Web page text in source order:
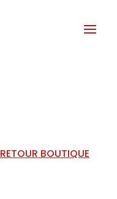
RETOUR BOUTIQUE